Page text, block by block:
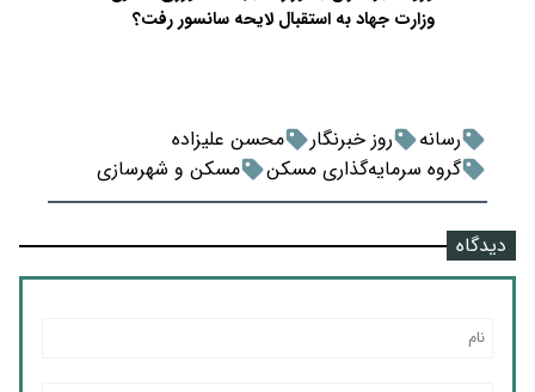
وزارت جهاد به استقبال لایحه سانسور رفت؟
رسانه روز خبرنگار
محسن علیزاده
گروه سرمایه‌گذاری مسکن
مسکن و شهرسازی
دیدگاه